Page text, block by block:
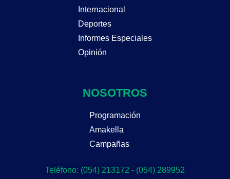
Internacional
Deportes
Informes Especiales
Opinión
NOSOTROS
Programación
Amakella
Campañas
Teléfono: (054) 213172 - (054) 289952